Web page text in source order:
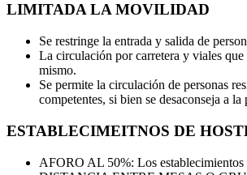
LIMITADA LA MOVILIDAD
Se restringe la entrada y salida de
La circulación por carretera y viales
mismo.
Se permite la circulación de personas
competentes, si bien se desaconseja a
ESTABLECIMEITNOS DE
AFORO AL 50%: Los establecimientos